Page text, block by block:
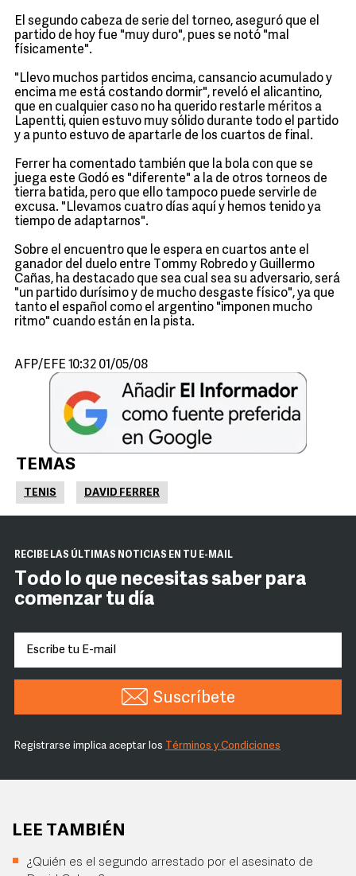
El segundo cabeza de serie del torneo, aseguró que el
partido de hoy fue "muy duro", pues se notó "mal
físicamente".
"Llevo muchos partidos encima, cansancio acumulado y
encima me está costando dormir", reveló el alicantino,
que en cualquier caso no ha querido restarle méritos a
Lapentti, quien estuvo muy sólido durante todo el partido
y a punto estuvo de apartarle de los cuartos de final.
Ferrer ha comentado también que la bola con que se
juega este Godó es "diferente" a la de otros torneos de
tierra batida, pero que ello tampoco puede servirle de
excusa. "Llevamos cuatro días aquí y hemos tenido ya
tiempo de adaptarnos".
Sobre el encuentro que le espera en cuartos ante el
ganador del duelo entre Tommy Robredo y Guillermo
Cañas, ha destacado que sea cual sea su adversario, será
"un partido durísimo y de mucho desgaste físico", ya que
tanto el español como el argentino "imponen mucho
ritmo" cuando están en la pista.
AFP/EFE 10:32 01/05/08
TEMAS
TENIS DAVID FERRER
RECIBE LAS ÚLTIMAS NOTICIAS EN TU E-MAIL
Todo lo que necesitas saber para
comenzar tu día
Suscríbete
Registrarse implica aceptar los Términos y Condiciones
LEE TAMBIÉN
¿Quién es el segundo arrestado por el asesinato de